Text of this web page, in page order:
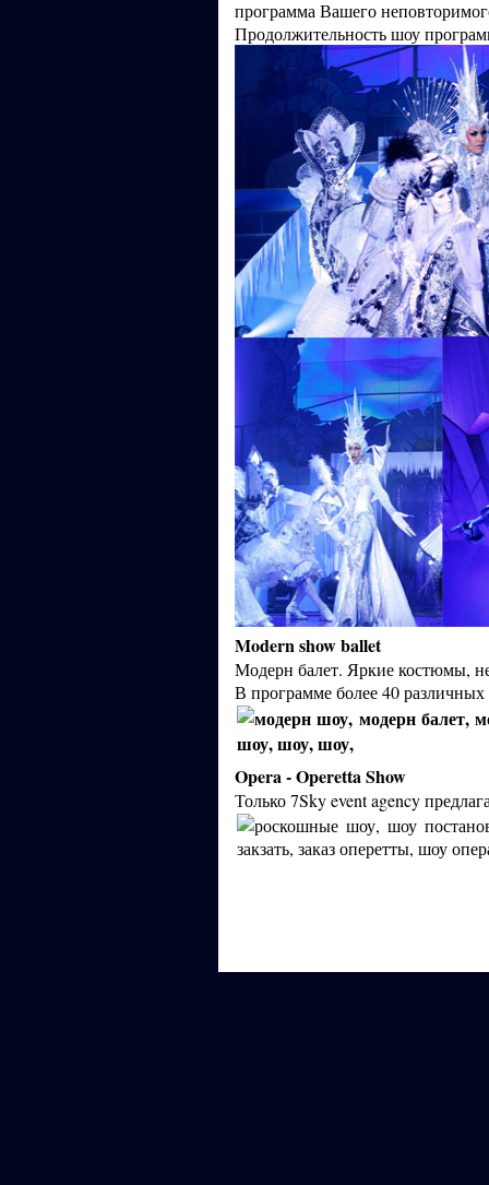
программа Вашего
Продолжительность шоу
Modern show ballet
Модерн балет. Яркие костюмы,
В программе более 40
Opera - Operetta Show
Только 7Sky event agency